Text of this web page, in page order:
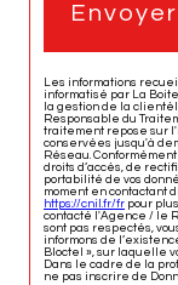
Envoyer
Les informations
informatisé par La
la gestion de la
Responsable du
traitement repose sur
conservées jusqu'à
Réseau.
droits d’accès, de
portabilité de vos
moment en contactant
https://cnil.fr/fr pour
contacté l'Agence / le
sont pas respectés,
informons de
Bloctel », sur laquelle
Dans le cadre de la
ne pas inscrire de